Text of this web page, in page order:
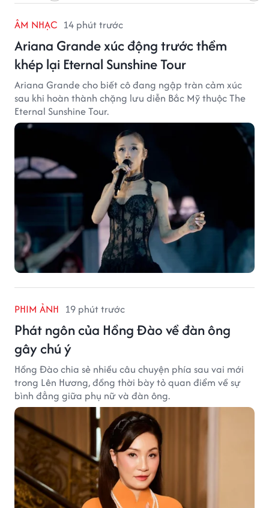
ÂM NHẠC 14 phút trước
Ariana Grande xúc động trước thềm
khép lại Eternal Sunshine Tour
Ariana Grande cho biết cô đang ngập tràn cảm xúc
sau khi hoàn thành chặng lưu diễn Bắc Mỹ thuộc The
Eternal Sunshine Tour.
PHIM ẢNH 19 phút trước
Phát ngôn của Hồng Đào về đàn ông
gây chú ý
Hồng Đào chia sẻ nhiều câu chuyện phía sau vai mới
trong Lên Hương, đồng thời bày tỏ quan điểm về sự
bình đẳng giữa phụ nữ và đàn ông.